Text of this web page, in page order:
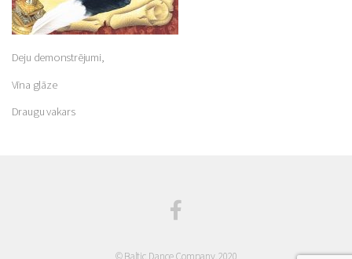
Deju demonstrējumi,
Vīna glāze
Draugu vakars
© Baltic Dance Company, 2020